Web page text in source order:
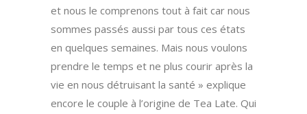
et nous le comprenons tout à fait car nous
sommes passés aussi par tous ces états
en quelques semaines. Mais nous voulons
prendre le temps et ne plus courir après la
vie en nous détruisant la santé » explique
encore le couple à l’origine de Tea Late. Qui